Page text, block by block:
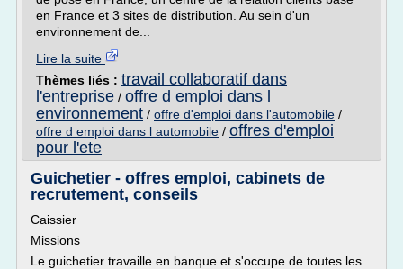
en France et 3 sites de distribution. Au sein d'un
environnement de...
Lire la suite
Thèmes liés : travail collaboratif dans
l'entreprise / offre d emploi dans l
environnement / offre d'emploi dans l'automobile /
offre d emploi dans l automobile / offres d'emploi
pour l'ete
Guichetier - offres emploi, cabinets de
recrutement, conseils
Caissier
Missions
Le guichetier travaille en banque et s'occupe de toutes les